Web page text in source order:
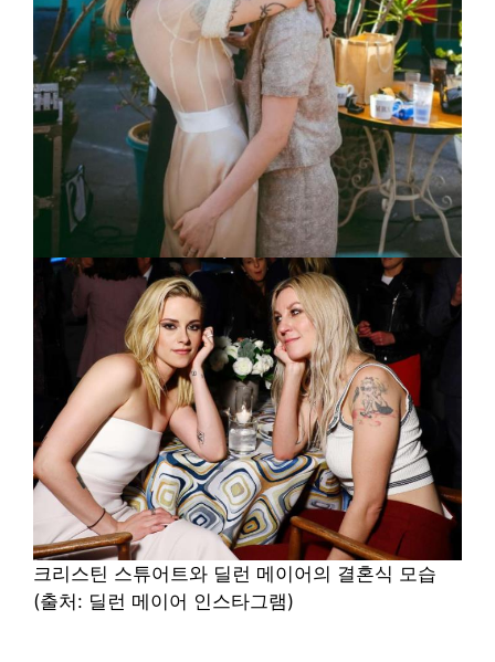
크리스틴 스튜어트와 딜런 메이어의 결혼식 모습
(출처: 딜런 메이어 인스타그램)